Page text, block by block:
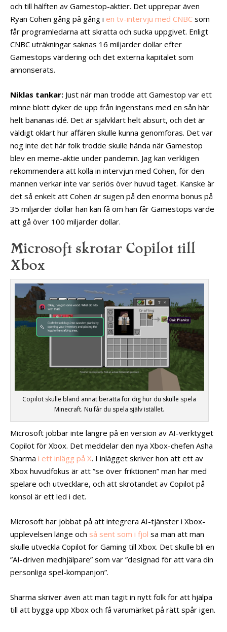
och till hälften av Gamestop-aktier. Det upprepar även
Ryan Cohen gång på gång i en tv-intervju med CNBC som
får programledarna att skratta och sucka uppgivet. Enligt
CNBC uträkningar saknas 16 miljarder dollar efter
Gamestops värdering och det externa kapitalet som
annonserats.
Niklas tankar: Just när man trodde att Gamestop var ett
minne blott dyker de upp från ingenstans med en sån här
helt bananas idé. Det är självklart helt absurt, och det är
väldigt oklart hur affären skulle kunna genomföras. Det var
nog inte det här folk trodde skulle hända när Gamestop
blev en meme-aktie under pandemin. Jag kan verkligen
rekommendera att kolla in intervjun med Cohen, för den
mannen verkar inte var seriös över huvud taget. Kanske är
det så enkelt att Cohen är sugen på den enorma bonus på
35 miljarder dollar han kan få om han får Gamestops värde
att gå över 100 miljarder dollar.
Microsoft skrotar Copilot till
Xbox
Copilot skulle bland annat berätta för dig hur du skulle spela
Minecraft. Nu får du spela själv istället.
Microsoft jobbar inte längre på en version av AI-verktyget
Copilot för Xbox. Det meddelar den nya Xbox-chefen Asha
Sharma i ett inlägg på X. I inlägget skriver hon att ett av
Xbox huvudfokus är att ”se över friktionen” man har med
spelare och utvecklare, och att skrotandet av Copilot på
konsol är ett led i det.
Microsoft har jobbat på att integrera AI-tjänster i Xbox-
upplevelsen länge och så sent som i fjol sa man att man
skulle utveckla Copilot for Gaming till Xbox. Det skulle bli en
”AI-driven medhjälpare” som var ”designad för att vara din
personliga spel-kompanjon”.
Sharma skriver även att man tagit in nytt folk för att hjälpa
till att bygga upp Xbox och få varumärket på rätt spår igen.